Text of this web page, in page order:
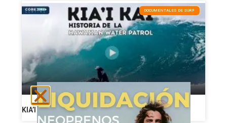
DOCUMENTALES DE SURF
KIA’I KAI: la historia de la Hawaiian Water Patrol